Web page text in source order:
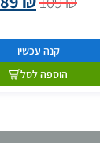
קנה עכשיו
הוספה לסל